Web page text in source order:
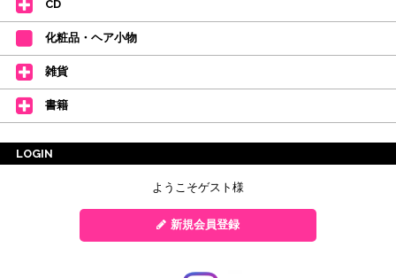
CD
化粧品・ヘア小物
雑貨
書籍
LOGIN
ようこそゲスト様
新規会員登録